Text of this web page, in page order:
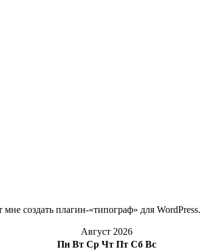
создать плагин-«типограф» для
Август 2026
Пн Вт Ср Чт Пт Сб Вс